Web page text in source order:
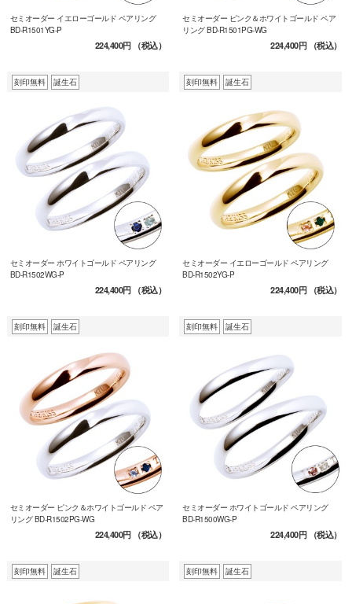
セミオーダー イエローゴールド ペアリング
BD-R1501YG-P
224,400円（税込）
セミオーダー ピンク＆ホワイトゴールド ペア
リング BD-R1501PG-WG
224,400円（税込）
刻印無料 誕生石
セミオーダー ホワイトゴールド ペアリング
BD-R1502WG-P
224,400円（税込）
刻印無料 誕生石
セミオーダー イエローゴールド ペアリング
BD-R1502YG-P
224,400円（税込）
刻印無料 誕生石
セミオーダー ピンク＆ホワイトゴールド ペア
リング BD-R1502PG-WG
224,400円（税込）
刻印無料 誕生石
セミオーダー ホワイトゴールド ペアリング
BD-R1500WG-P
224,400円（税込）
刻印無料 誕生石 刻印無料 誕生石